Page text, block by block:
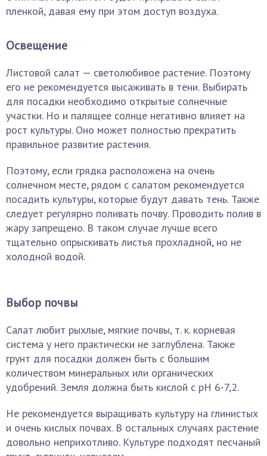
пленкой, давая ему при этом доступ воздуха.
Освещение
Листовой салат — светолюбивое растение. Поэтому
его не рекомендуется высаживать в тени. Выбирать
для посадки необходимо открытые солнечные
участки. Но и палящее солнце негативно влияет на
рост культуры. Оно может полностью прекратить
правильное развитие растения.
Поэтому, если грядка расположена на очень
солнечном месте, рядом с салатом рекомендуется
посадить культуры, которые будут давать тень. Также
следует регулярно поливать почву. Проводить полив в
жару запрещено. В таком случае лучше всего
тщательно опрыскивать листья прохладной, но не
холодной водой.
Выбор почвы
Салат любит рыхлые, мягкие почвы, т. к. корневая
система у него практически не заглублена. Также
грунт для посадки должен быть с большим
количеством минеральных или органических
удобрений. Земля должна быть кислой с pH 6-7,2.
Не рекомендуется выращивать культуру на глинистых
и очень кислых почвах. В остальных случаях растение
довольно неприхотливо. Культуре подходят песчаный